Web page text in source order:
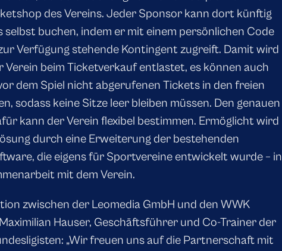
des Vereins. Jeder Sponsor kann dort künftig
selbst buchen, indem er mit einem persönlichen Code
Verfügung stehende Kontingent zugreift. Damit wird
Verein beim Ticketverkauf entlastet, es können auch
dem Spiel nicht abgerufenen Tickets in den freien
sodass keine Sitze leer bleiben müssen. Den genauen
kann der Verein flexibel bestimmen. Ermöglicht wird
durch eine Erweiterung der bestehenden
die eigens für Sportvereine entwickelt wurde – in
mit dem Verein.
zwischen der Leomedia GmbH und den WWK
Hauser, Geschäftsführer und Co-Trainer der
„Wir freuen uns auf die Partnerschaft mit